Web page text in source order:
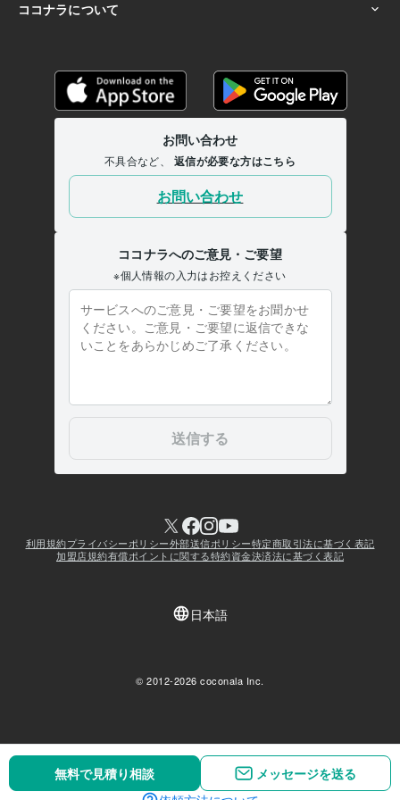
無料で見積り相談
メッセージを送る